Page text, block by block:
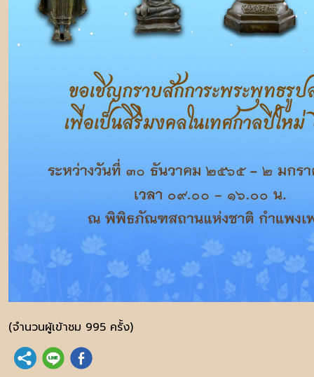
(จำนวนผู้เข้าชม 995 ครั้ง)